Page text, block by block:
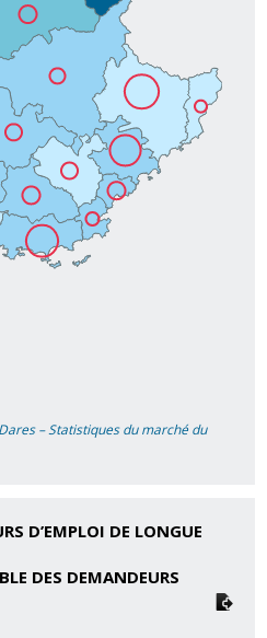
– Statistiques du marché du
D’EMPLOI DE LONGUE
DES DEMANDEURS